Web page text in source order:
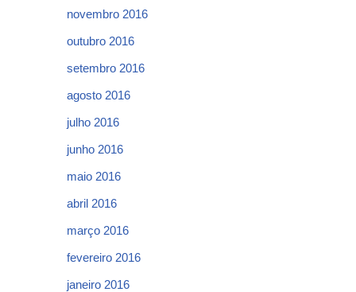
novembro 2016
outubro 2016
setembro 2016
agosto 2016
julho 2016
junho 2016
maio 2016
abril 2016
março 2016
fevereiro 2016
janeiro 2016